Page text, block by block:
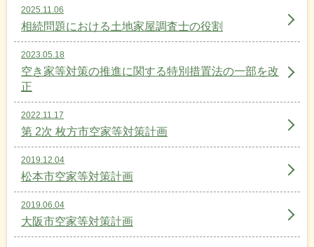
2025.11.06
相続問題における土地家屋調査士の役割
2023.05.18
空き家等対策の推進に関する特別措置法の一部を改
正
2022.11.17
第 2次 枚方市空家等対策計画
2019.12.04
松本市空家等対策計画
2019.06.04
大阪市空家等対策計画